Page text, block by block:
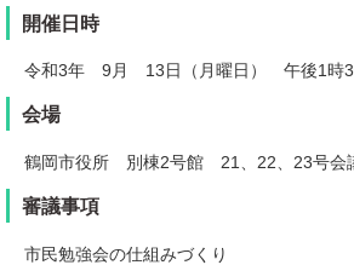
開催日時
令和3年 9月 13日（月曜日） 午後1時
会場
鶴岡市役所 別棟2号館 21、22、23号会
審議事項
市民勉強会の仕組みづくり